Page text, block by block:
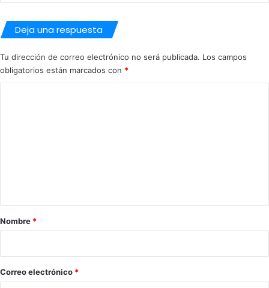
Deja una respuesta
Tu dirección de correo electrónico no será publicada. Los campos
obligatorios están marcados con *
r
*
Nombre *
Correo electrónico *